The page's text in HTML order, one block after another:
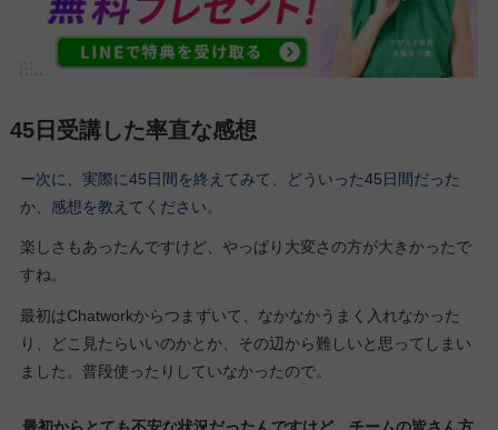
45日受講した率直な感想
ー次に、実際に45日間を終えてみて、どういった45日間だった
か、感想を教えてください。
楽しさもあったんですけど、やっぱり大変さの方が大きかったで
すね。
最初はChatworkからつまずいて、なかなかうまく入れなかった
り、どこ見たらいいのかとか、その辺から難しいと思ってしまい
ました。普段使ったりしていなかったので。
最初からとても不安な状況だったんですけど、チームの皆さん方